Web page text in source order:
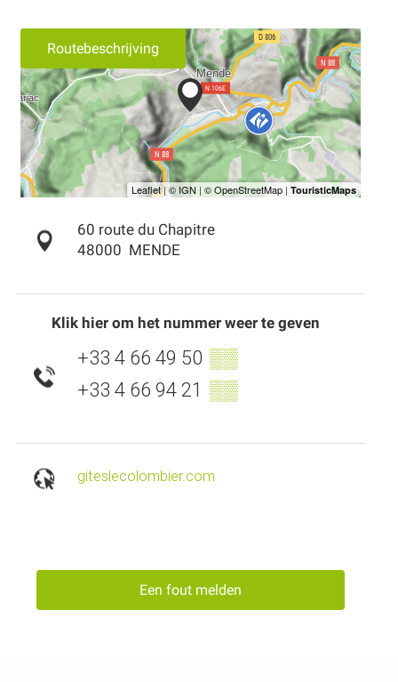
Routebeschrijving
60 route du Chapitre
48000 MENDE
Klik hier om het nummer weer te geven
+33 4 66 49 50 ▒▒
+33 4 66 94 21 ▒▒
giteslecolombier.com
Een fout melden